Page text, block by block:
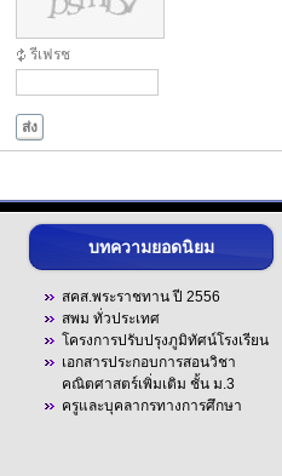
รีเฟรช
ส่ง
บทความยอดนิยม
สคส.พระราชทาน ปี 2556
สพม ทั่วประเทศ
โครงการปรับปรุงภูมิทัศน์โรงเรียน
เอกสารประกอบการสอนวิชา
คณิตศาสตร์เพิ่มเติม ชั้น ม.3
ครูและบุคลากรทางการศึกษา